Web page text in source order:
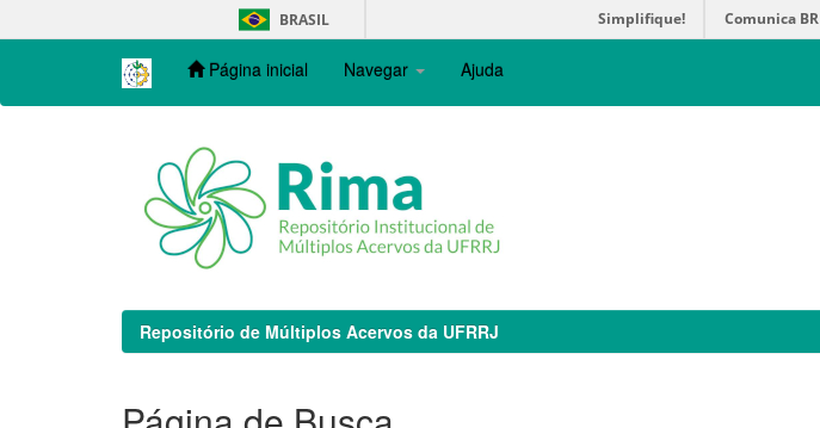
navigation
BRASIL Simplifique! Comunica BR
Página inicial Navegar Ajuda
Repositório de Múltiplos Acervos da UFRRJ